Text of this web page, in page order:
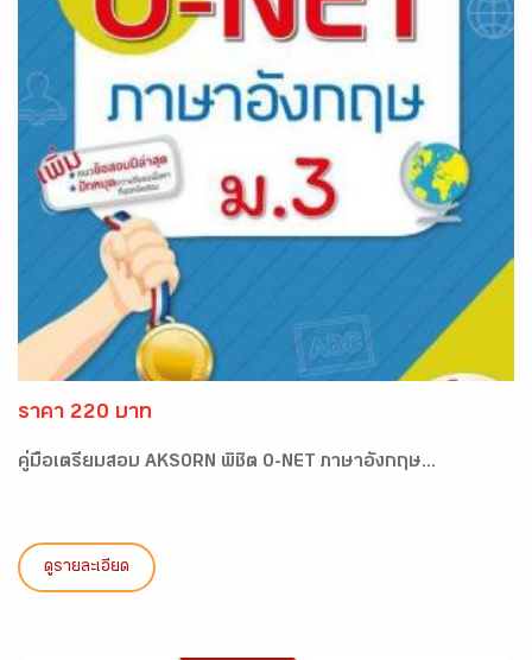
ราคา 220 บาท
คู่มือเตรียมสอบ AKSORN พิชิต O-NET ภาษาอังกฤษ...
ดูรายละเอียด